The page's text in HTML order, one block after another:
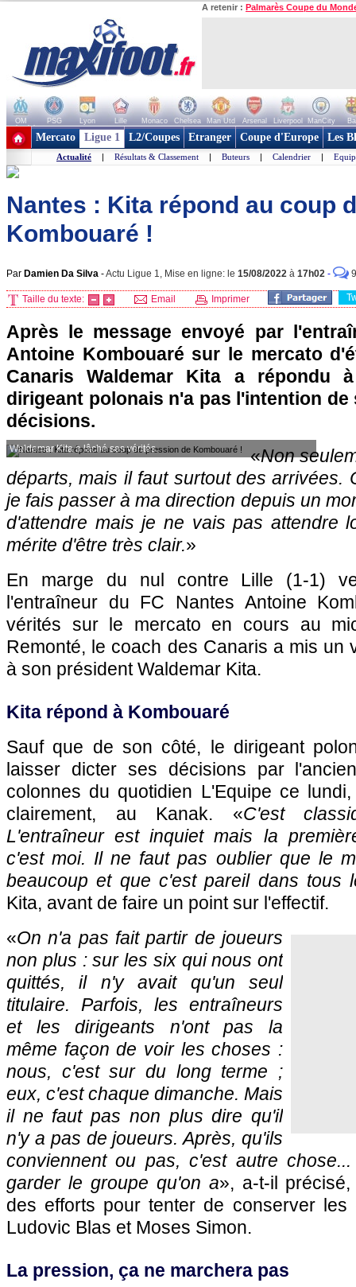
A retenir : Palmarès Coupe du
OM PSG Lyon Lille Monaco Chelsea Man Utd Arsenal Liverpool ManCity
+ de clubs
Mercato Ligue 1 L2/Coupes Etranger Coupe d'Europe Les
Actualité | Résultats & Classement | Buteurs | Calendrier |
Nantes : Kita répond au coup
Kombouaré !
Par Damien Da Silva -Actu Ligue 1, Mise en ligne: le 15/08/2022 à 17h02 - 9
Taille du texte: Email Imprimer
Après le message envoyé par
Antoine Kombouaré sur le mercato
Canaris Waldemar Kita a répondu
dirigeant polonais n'a pas l'intention
décisions.
Waldemar Kita a lâché ses vérités. «Non
départs, mais il faut surtout des arrivées.
je fais passer à ma direction depuis un
d'attendre mais je ne vais pas attendre
mérite d'être très clair.»
En marge du nul contre Lille (1-1)
l'entraîneur du FC Nantes Antoine
vérités sur le mercato en cours au
Remonté, le coach des Canaris a mis un
à son président Waldemar Kita.
Kita répond à Kombouaré
Sauf que de son côté, le dirigeant
laisser dicter ses décisions par
colonnes du quotidien L'Equipe ce
clairement, au Kanak. «C'est
L'entraîneur est inquiet mais la
c'est moi. Il ne faut pas oublier que le
beaucoup et que c'est pareil dans tous
Kita, avant de faire un point sur l'effectif.
«On n'a pas fait partir de joueurs
non plus : sur les six qui nous ont
quittés, il n'y avait qu'un seul
titulaire. Parfois, les entraîneurs
et les dirigeants n'ont pas la
même façon de voir les choses :
nous, c'est sur du long terme ;
eux, c'est chaque dimanche. Mais
il ne faut pas non plus dire qu'il
n'y a pas de joueurs. Après, qu'ils
conviennent ou pas, c'est autre
garder le groupe qu'on a», a-t-il
des efforts pour tenter de conserver les
Ludovic Blas et Moses Simon.
La pression, ça ne marchera pas